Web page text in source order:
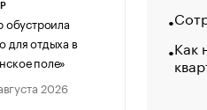
обустроила
для отдыха в
поле»
2026
Как